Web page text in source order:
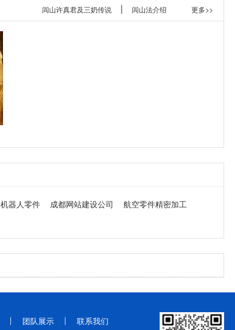
更多>>
闾山许真君及三奶传说 闾山法介绍
机器人零件 成都网站建设公司
航空零件精密加工
团队展示 联系我们